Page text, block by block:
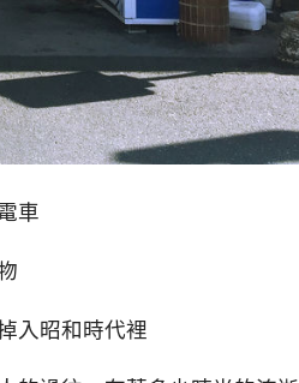
車
入昭和時代裡